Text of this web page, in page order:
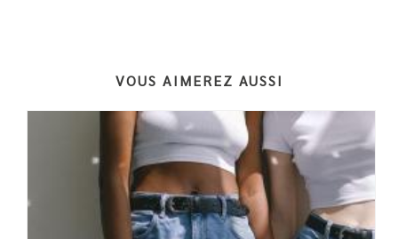
VOUS AIMEREZ AUSSI